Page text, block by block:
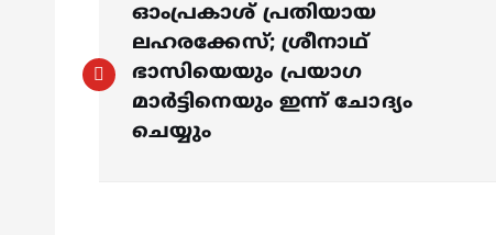
o
ഓംപ്രകാശ് പ്രതിയായ
ലഹരക്കേസ്; ശ്രീനാഥ്
ഭാസിയെയും പ്രയാഗ
മാർട്ടിനെയും ഇന്ന് ചോദ്യം
ചെയ്യും